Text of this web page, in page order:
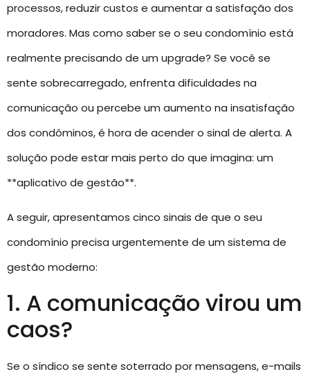
processos, reduzir custos e aumentar a satisfação dos
moradores. Mas como saber se o seu condomínio está
realmente precisando de um upgrade? Se você se
sente sobrecarregado, enfrenta dificuldades na
comunicação ou percebe um aumento na insatisfação
dos condôminos, é hora de acender o sinal de alerta. A
solução pode estar mais perto do que imagina: um
**aplicativo de gestão**.
A seguir, apresentamos cinco sinais de que o seu
condomínio precisa urgentemente de um sistema de
gestão moderno:
1. A comunicação virou um
caos?
Se o síndico se sente soterrado por mensagens, e-mails